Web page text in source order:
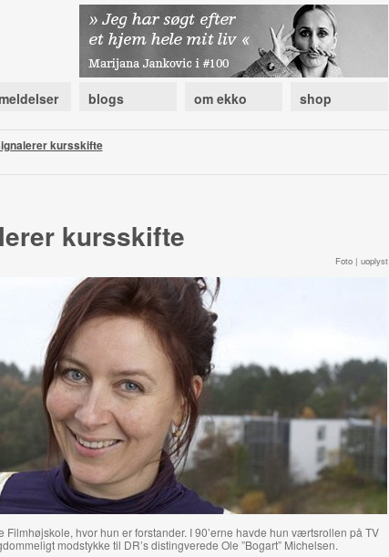
blogs om ekko shop
kursskifte
kursskifte
Foto | uoplyst
hvor hun er forstander. I 90’erne havde hun værtsrollen på TV
modstykke til DR’s distingverede Ole ”Bogart” Michelsen.